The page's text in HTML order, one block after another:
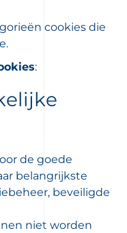
cookies die
:
de goede
belangrijkste
beveiligde
niet worden